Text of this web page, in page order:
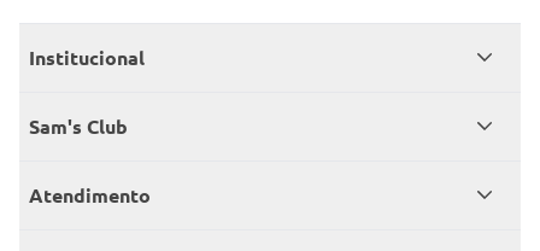
Institucional
Quem somos
Sam's Club
Seja sócio
Atendimento